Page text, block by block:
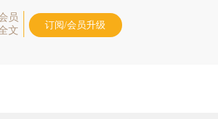
员
文
订阅/会员升级